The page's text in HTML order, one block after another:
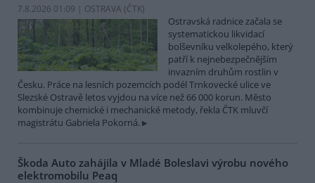
7.8.2026 01:09 | OSTRAVA (ČTK)
Ostravská radnice začala se
systematickou likvidací
bolševníku velkolepého, který
patří k nejnebezpečnějším
invazním druhům rostlin v
Česku. Práce na lesních pozemcích podél Trnkovecké ulice ve
Slezské Ostravě letos vyjdou na více než 66 000 korun. Město
kombinuje chemické i mechanické metody, řekla ČTK mluvčí
magistrátu Gabriela Pokorná.
Škoda Auto zahájila v Mladé Boleslavi výrobu nového
elektromobilu Peaq